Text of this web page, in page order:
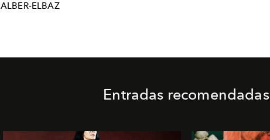
ALBER-ELBAZ
Entradas recomendadas